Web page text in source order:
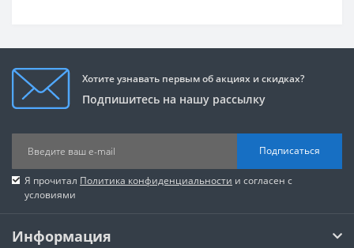
Хотите узнавать первым об акциях и скидках?
Подпишитесь на нашу рассылку
Подписаться
Я прочитал Политика конфиденциальности и согласен с
условиями
Информация